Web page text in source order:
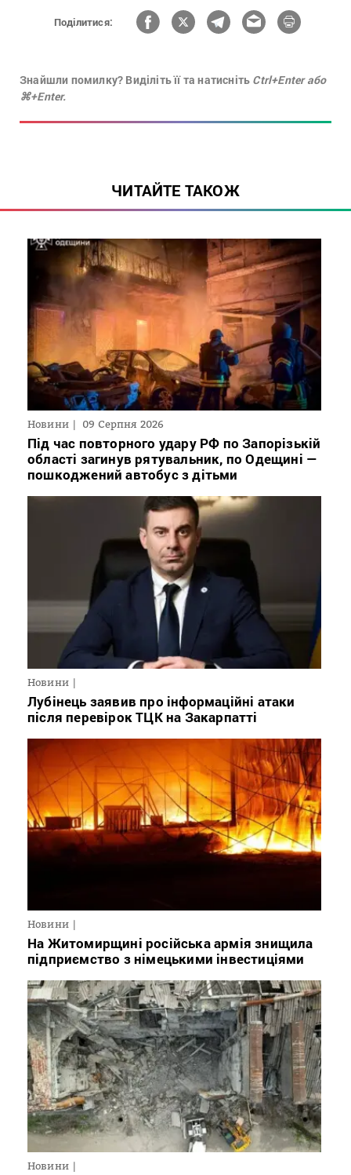
Поділитися:
Знайшли помилку? Виділіть її та натисніть Ctrl+Enter або
⌘+Enter.
ЧИТАЙТЕ ТАКОЖ
Новини 09 Серпня 2026
Під час повторного удару РФ по Запорізькій
області загинув рятувальник, по Одещині —
пошкоджений автобус з дітьми
Новини
Лубінець заявив про інформаційні атаки
після перевірок ТЦК на Закарпатті
Новини
На Житомирщині російська армія знищила
підприємство з німецькими інвестиціями
Новини